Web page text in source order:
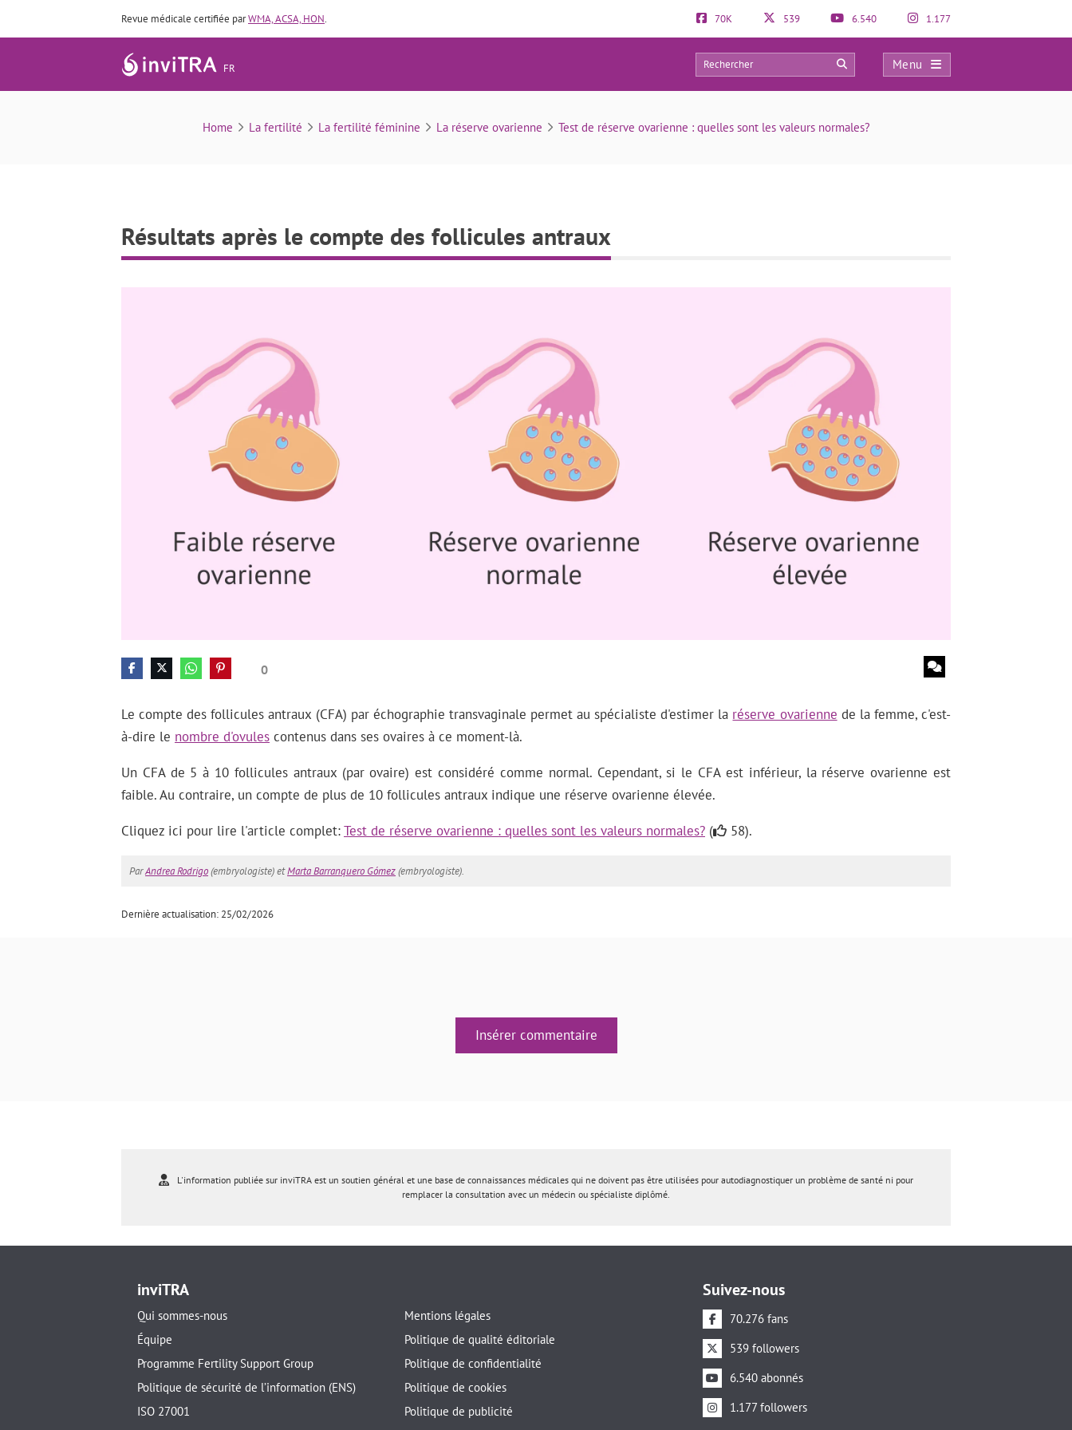
Revue médicale certifiée parWMA, ACSA, HON. 70K 539 6.540 1.177
FR
Menu
Résultats après le compte des follicules antraux
0 0
Home La fertilité La fertilité féminine La réserve ovarienne Test de réserve ovarienne : quelles sont les valeurs normales?
Résultats après le compte des follicules antraux
0
Le compte des follicules antraux (CFA) par échographie transvaginale permet au spécialiste d'estimer la réserve ovarienne de la femme, c'est-
à-dire le nombre d'ovules contenus dans ses ovaires à ce moment-là.
Un CFA de 5 à 10 follicules antraux (par ovaire) est considéré comme normal. Cependant, si le CFA est inférieur, la réserve ovarienne est
faible. Au contraire, un compte de plus de 10 follicules antraux indique une réserve ovarienne élevée.
Cliquez ici pour lire l'article complet:Test de réserve ovarienne : quelles sont les valeurs normales? ( 58).
ParAndrea Rodrigo(embryologiste) etMarta Barranquero Gómez(embryologiste).
Dernière actualisation: 25/02/2026
Insérer commentaire
L'information publiée sur inviTRA est un soutien général et une base de connaissances médicales qui ne doivent pas être utilisées pour autodiagnostiquer un problème de santé ni pour
remplacer la consultation avec un médecin ou spécialiste diplômé.
inviTRA
Qui sommes-nous
Équipe
Programme Fertility Support Group
Politique de sécurité de l’information (ENS)
ISO 27001
Mentions légales
Politique de qualité éditoriale
Politique de confidentialité
Politique de cookies
Politique de publicité
Suivez-nous
70.276 fans
539 followers
6.540 abonnés
1.177 followers